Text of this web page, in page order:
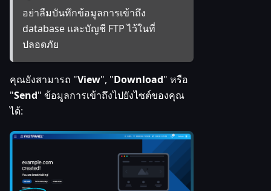
อย่าลืมบันทึกข้อมูลการเข้าถึง
database และบัญชี FTP ไว้ในที่
ปลอดภัย
คุณยังสามารถ "View", "Download" หรือ
"Send" ข้อมูลการเข้าถึงไปยังไซต์ของคุณ
ได้: